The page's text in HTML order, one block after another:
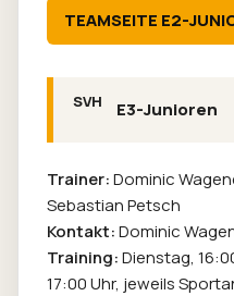
TEAMSEITE E2-
E3-Junioren
Trainer:Dominic
Sebastian Petsch
Kontakt:Dominic
Training:Dienstag,
17:00 Uhr, jeweils